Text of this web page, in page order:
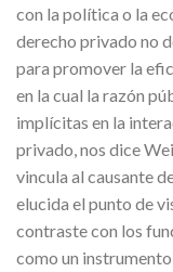
con la política o la
derecho privado no
para promover la
en la cual la razón
implícitas en la
privado, nos dice
vincula al causante
elucida el punto de
contraste con los
como un